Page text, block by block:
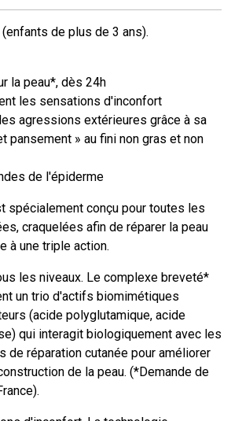
de plus de 3 ans).
la peau*, dès 24h
les sensations d'inconfort
agressions extérieures grâce à sa
pansement » au fini non gras et non
de l'épiderme
spécialement conçu pour toutes les
craquelées afin de réparer la peau
à une triple action.
les niveaux. Le complexe breveté*
un trio d'actifs biomimétiques
(acide polyglutamique, acide
qui interagit biologiquement avec les
de réparation cutanée pour améliorer
de la peau. (*Demande de